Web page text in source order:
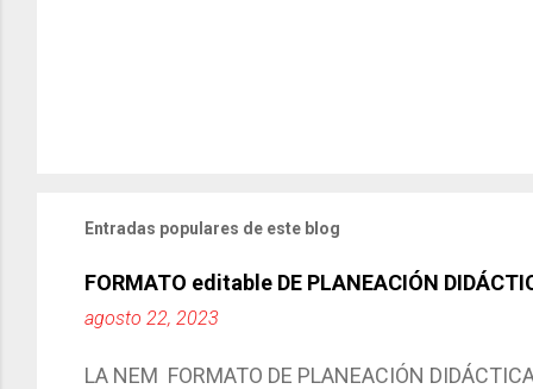
Entradas populares de este blog
FORMATO editable DE PLANEACIÓN
agosto 22, 2023
LA NEM FORMATO DE PLANEACIÓN